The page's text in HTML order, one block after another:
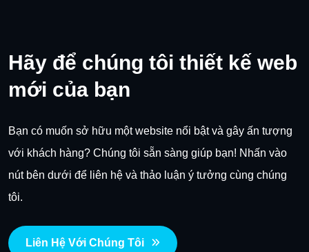
Hãy để chúng tôi thiết kế web
mới của bạn
Bạn có muốn sở hữu một website nổi bật và gây ấn tượng
với khách hàng? Chúng tôi sẵn sàng giúp bạn! Nhấn vào
nút bên dưới để liên hệ và thảo luận ý tưởng cùng chúng
tôi.
Liên Hệ Với Chúng Tôi